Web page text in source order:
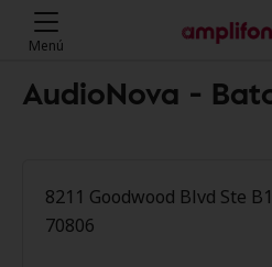
Menú
AudioNova -
8211 Goodwood Blvd Ste
70806